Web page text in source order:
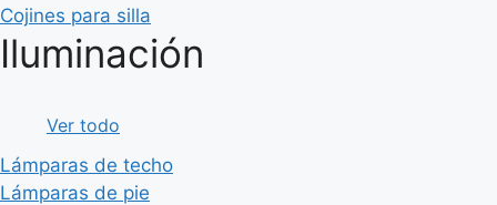
Cojines para silla
Iluminación
Ver todo
Lámparas de techo
Lámparas de pie